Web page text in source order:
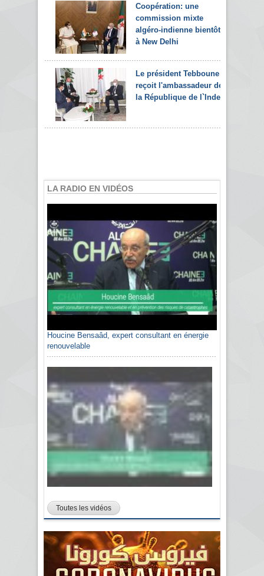
Coopération: une
commission mixte
algéro-indienne bientôt
à New Delhi
Le président Tebboune
reçoit l'ambassadeur de
la République de l`Inde
LA RADIO EN VIDÉOS
Houcine Bensaâd, expert consultant en énergie
renouvelable
Toutes les vidéos